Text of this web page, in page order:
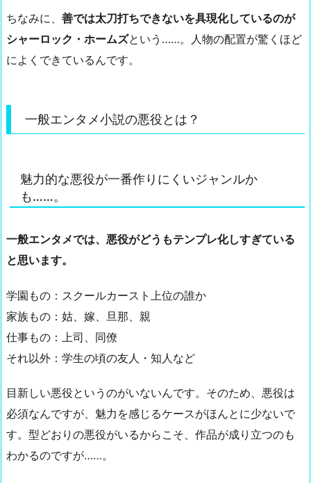
ちなみに、 善では太刀打ちできないを具現化しているのが
シャーロック・ホームズという……。人物の配置が驚くほど
によくできているんです。
一般エンタメ小説の悪役とは？
魅力的な悪役が一番作りにくいジャンルか
も……。
一般エンタメでは、悪役がどうもテンプレ化しすぎている
と思います。
学園もの：スクールカースト上位の誰か
家族もの：姑、嫁、旦那、親
仕事もの：上司、同僚
それ以外：学生の頃の友人・知人など
目新しい悪役というのがいないんです。そのため、悪役は
必須なんですが、魅力を感じるケースがほんとに少ないで
す。型どおりの悪役がいるからこそ、作品が成り立つのも
わかるのですが……。